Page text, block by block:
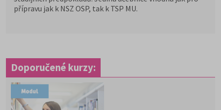
přípravu jak k NSZ OSP, tak k TSP MU.
Doporučené kurzy: